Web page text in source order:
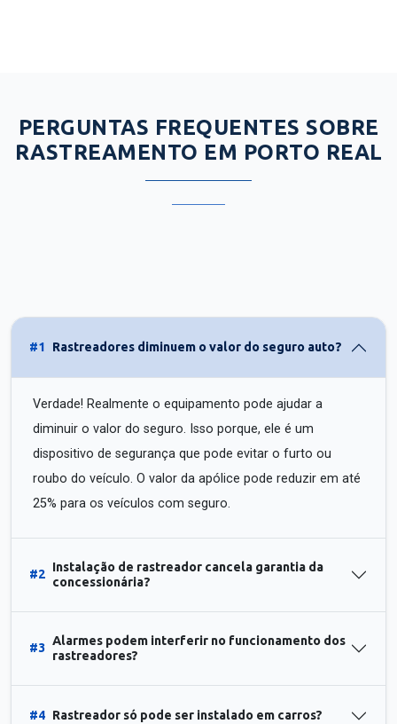
PERGUNTAS FREQUENTES SOBRE
RASTREAMENTO EM PORTO REAL
#1 Rastreadores diminuem o valor do seguro auto?
Verdade! Realmente o equipamento pode ajudar a
diminuir o valor do seguro. Isso porque, ele é um
dispositivo de segurança que pode evitar o furto ou
roubo do veículo. O valor da apólice pode reduzir em até
25% para os veículos com seguro.
#2
Instalação de rastreador cancela garantia da
concessionária?
#3
Alarmes podem interferir no funcionamento dos
rastreadores?
#4 Rastreador só pode ser instalado em carros?